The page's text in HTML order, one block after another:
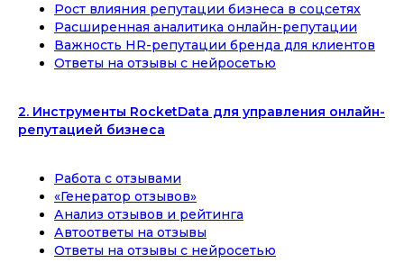
Рост влияния репутации бизнеса в соцсетях
Расширенная аналитика онлайн-репутации
Важность HR-репутации бренда для клиентов
Ответы на отзывы с нейросетью
2. Инструменты RocketData для управления онлайн-
репутацией бизнеса
Работа с отзывами
«Генератор отзывов»
Анализ отзывов и рейтинга
Автоответы на отзывы
Ответы на отзывы с нейросетью